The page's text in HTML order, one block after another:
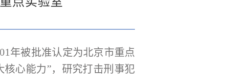
年被批准认定为北京市重点
核心能力”，研究打击刑事犯